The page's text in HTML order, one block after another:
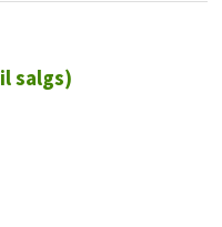
salgs)